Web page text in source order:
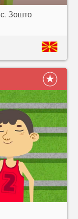
Зошто